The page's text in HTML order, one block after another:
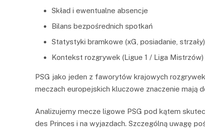
Skład i ewentualne absencje
Bilans bezpośrednich spotkań
Statystyki bramkowe (xG, posiadanie, strzały)
Kontekst rozgrywek (Ligue 1 / Liga Mistrzów)
PSG jako jeden z faworytów krajowych
meczach europejskich kluczowe znaczenie mają
Analizujemy mecze ligowe PSG pod kątem
des Princes i na wyjazdach. Szczególną uwagę